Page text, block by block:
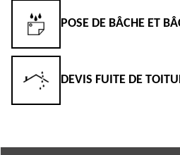
POSE DE BÂCHE ET
DEVIS FUITE DE